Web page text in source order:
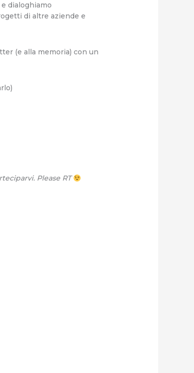
dialoghiamo
di altre aziende e
(e alla memoria) con un
Please RT